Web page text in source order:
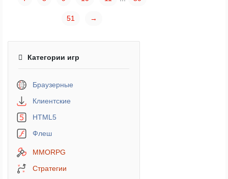
51 →
Категории игр
Браузерные
Клиентские
HTML5
Флеш
MMORPG
Стратегии